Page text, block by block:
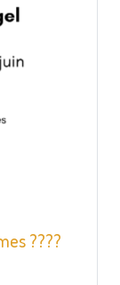
????